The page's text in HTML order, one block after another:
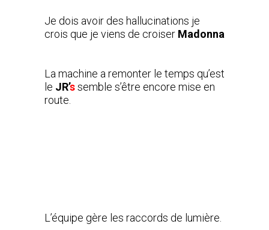
Je dois avoir des hallucinations je
crois que je viens de croiser Madonna
La machine a remonter le temps qu’est
le JR’ssemble s’être encore mise en
route.
L’équipe gère les raccords de lumière.